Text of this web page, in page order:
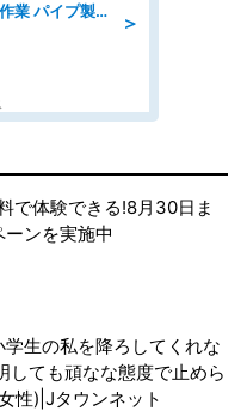
＞
製造スタッフ/検査/ライン作業 パイプ製品の加工·検査/日勤/空調完備
で体験できる!8月30日ま
ンを実施中
生の私を降ろしてくれな
しても頑なな態度で止めら
性)|Jタウンネット